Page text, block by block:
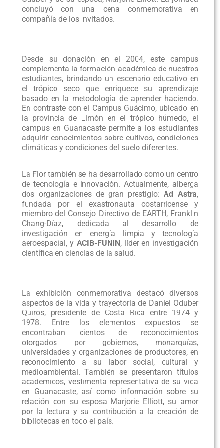
concluyó con una cena conmemorativa en
compañía de los invitados.
Desde su donación en el 2004, este campus
complementa la formación académica de nuestros
estudiantes, brindando un escenario educativo en
el trópico seco que enriquece su aprendizaje
basado en la metodología de aprender haciendo.
En contraste con el Campus Guácimo, ubicado en
la provincia de Limón en el trópico húmedo, el
campus en Guanacaste permite a los estudiantes
adquirir conocimientos sobre cultivos, condiciones
climáticas y condiciones del suelo diferentes.
La Flor también se ha desarrollado como un centro
de tecnología e innovación. Actualmente, alberga
dos organizaciones de gran prestigio:Ad Astra,
fundada por el exastronauta costarricense y
miembro del Consejo Directivo de EARTH, Franklin
Chang-Díaz, dedicada al desarrollo de
investigación en energía limpia y tecnología
aeroespacial, y ACIB-FUNIN, líder en investigación
científica en ciencias de la salud.
La exhibición conmemorativa destacó diversos
aspectos de la vida y trayectoria de Daniel Oduber
Quirós, presidente de Costa Rica entre 1974 y
1978. Entre los elementos expuestos se
encontraban cientos de reconocimientos
otorgados por gobiernos, monarquías,
universidades y organizaciones de productores, en
reconocimiento a su labor social, cultural y
medioambiental. También se presentaron títulos
académicos, vestimenta representativa de su vida
en Guanacaste, así como información sobre su
relación con su esposa Marjorie Elliott, su amor
por la lectura y su contribución a la creación de
bibliotecas en todo el país.